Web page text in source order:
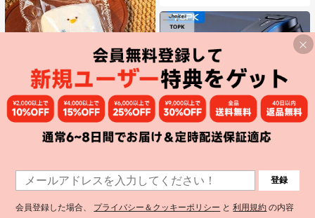
¥943 節約
パールトーフ 雪だるまスクイーズ ス
フレ 水感スクイーズ ペンダントスト
レス解消玩具 すくいーず おもちゃ
押して抑えつつあった感情を解放 め
ろじょいスクイーズ、スクイーズ>
ーず、 スクイーズ>カピバラ、 誕生
日、 スクイーズ水感、 すいかんすく
いーず、高品質 すくいーずめろじょ
い
#5 ベストセラー
に シリコーン 子供用フィジェットトイ
2,352 -29% 残り3日
TOPK D40-C 車載電話ホルダーマウ
ント アップグレードハンズフリース
タンド 車載ダッシュボード用電話ホ
#1 ベストセラー
に 品質 自動車用携帯電話アクセサリー
¥699 -18% 残り3日
1
登録
会員登録した場合、 プライバシー＆クッキーポリシー と利用規約 の内容